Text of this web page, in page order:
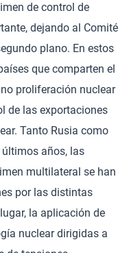
de control de
dejando al Comité
plano. En estos
que comparten el
proliferación nuclear
de las exportaciones
Tanto Rusia como
últimos años, las
multilateral se han
por las distintas
la aplicación de
nuclear dirigidas a